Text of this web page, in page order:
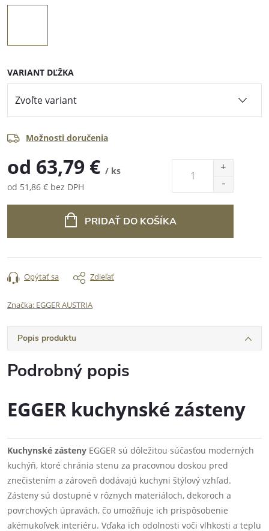
VARIANT DĽŽKA
Možnosti doručenia
od 63,79 € / ks
od 51,86 € bez DPH
PRIDAŤ DO KOŠÍKA
Opýtať sa Zdieľať
Značka: EGGER AUSTRIA
Popis produktu
Podrobný popis
EGGER kuchynské zásteny
Kuchynské zásteny EGGER sú dôležitou súčasťou moderných
kuchýň, ktoré chránia stenu za pracovnou doskou pred
znečistením a zároveň dodávajú kuchyni štýlový vzhľad.
Zásteny sú dostupné v rôznych materiáloch, dekoroch a
povrchových úpravách, čo umožňuje ich prispôsobenie
akémukoľvek interiéru. Vďaka ich odolnosti voči vlhkosti a teplu